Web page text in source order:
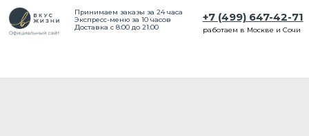
+7 (499) 647-42-71
работаем в Москве и Сочи
Принимаем заказы за 24 часа
Экспресс-меню за 10 часов
Доставка с 8:00 до 21:00